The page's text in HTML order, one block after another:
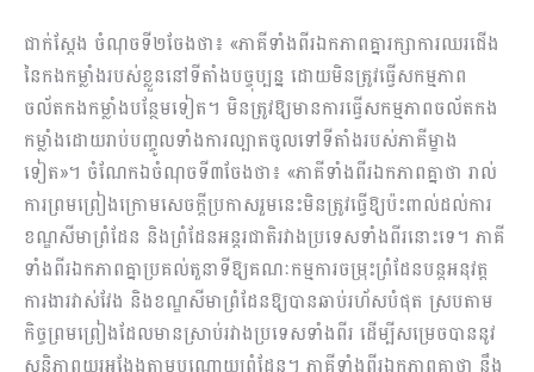
ជាក់ស្តែង ចំណុចទី២ចែងថា៖ «ភាគីទាំងពីរឯកភាពគ្នារក្សាការឈរជើង
នៃកងកម្លាំងរបស់ខ្លួននៅទីតាំងបច្ចុប្បន្ន ដោយមិនត្រូវធ្វើសកម្មភាព
ចល័តកងកម្លាំងបន្ថែមទៀត។ មិនត្រូវឱ្យមានការធ្វើសកម្មភាពចល័តកង
កម្លាំងដោយរាប់បញ្ចូលទាំងការល្បាតចូលទៅទីតាំងរបស់ភាគីម្ខាង
ទៀត»។ ចំណែកឯចំណុចទី៣ចែងថា៖ «ភាគីទាំងពីរឯកភាពគ្នាថា រាល់
ការព្រមព្រៀងក្រោមសេចក្តីប្រកាសរួមនេះមិនត្រូវធ្វើឱ្យប៉ះពាល់ដល់ការ
ខណ្ឌសីមាព្រំដែន និងព្រំដែនអន្តរជាតិរវាងប្រទេសទាំងពីរនោះទេ។ ភាគី
ទាំងពីរឯកភាពគ្នាប្រគល់តួនាទីឱ្យគណៈកម្មការចម្រុះព្រំដែនបន្តអនុវត្ត
ការងារវាស់វែង និងខណ្ឌសីមាព្រំដែនឱ្យបានឆាប់រហ័សបំផុត ស្របតាម
កិច្ចព្រមព្រៀងដែលមានស្រាប់រវាងប្រទេសទាំងពីរ ដើម្បីសម្រេចបាននូវ